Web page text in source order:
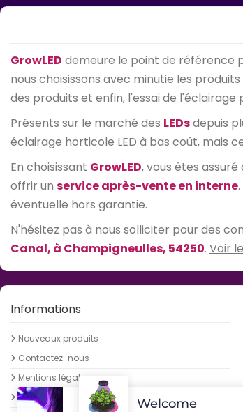
GrowLED demeure le point de référence
nous choisissons avec minutie les
des produits et enfin, l'essai de
Présents sur le marché des LEDsdepuis
éclairage horticole LED à bas coût, mais
En choisissant GrowLED, vous êtes
offrir un service après-vente en interne
éventuelle hors garantie.
N'hésitez pas à nous solliciter pour des
Canal, à Champigneulles, 54250. Voir
Informations
Nouveaux produits
Contactez-nous
Mentions légales
Conditions générales de venteWelcome